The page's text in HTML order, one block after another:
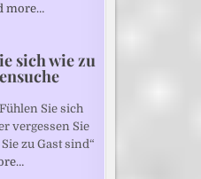
more…
sich wie zu
Sie sich
vergessen Sie
zu Gast sind“